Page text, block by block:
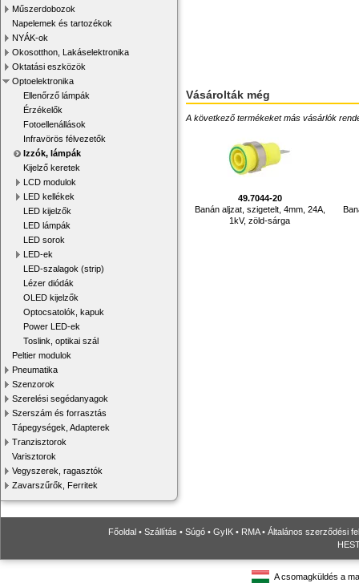
Műszerdobozok
Napelemek és tartozékok
NYÁK-ok
Okosotthon, Lakáselektronika
Oktatási eszközök
Optoelektronika
Ellenőrző lámpák
Érzékelők
Fotoellenállások
Infravörös félvezetők
Izzók, lámpák
Kijelző keretek
LCD modulok
LED kellékek
LED kijelzők
LED lámpák
LED sorok
LED-ek
LED-szalagok (strip)
Lézer diódák
OLED kijelzők
Optocsatolók, kapuk
Power LED-ek
Toslink, optikai szál
Peltier modulok
Pneumatika
Szenzorok
Szerelési segédanyagok
Szerszám és forrasztás
Tápegységek, Adapterek
Tranzisztorok
Varisztorok
Vegyszerek, ragasztók
Zavarszűrők, Ferritek
Vásárolták még
A következő termékeket más vásárlók
49.7044-20
Banán aljzat, szigetelt, 4mm, 24A,
1kV, zöld-sárga
Főoldal • Szállítás • Súgó • GyIK • RMA• Általános szerződési
A csomagküldés a